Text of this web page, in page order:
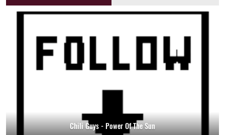
Chili Guys - Power Of The Sun